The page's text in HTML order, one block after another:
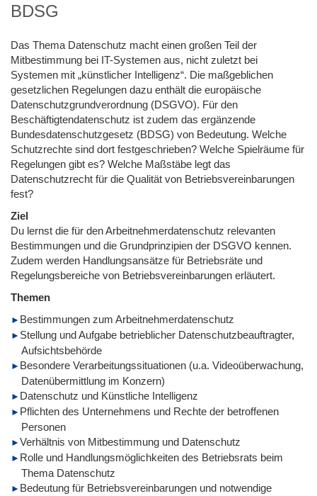
BDSG
Das Thema Datenschutz macht einen großen Teil der
Mitbestimmung bei IT-Systemen aus, nicht zuletzt bei
Systemen mit „künstlicher Intelligenz“. Die maßgeblichen
gesetzlichen Regelungen dazu enthält die europäische
Datenschutzgrundverordnung (DSGVO). Für den
Beschäftigtendatenschutz ist zudem das ergänzende
Bundesdatenschutzgesetz (BDSG) von Bedeutung. Welche
Schutzrechte sind dort festgeschrieben? Welche Spielräume für
Regelungen gibt es? Welche Maßstäbe legt das
Datenschutzrecht für die Qualität von Betriebsvereinbarungen
fest?
Ziel
Du lernst die für den Arbeitnehmerdatenschutz relevanten
Bestimmungen und die Grundprinzipien der DSGVO kennen.
Zudem werden Handlungsansätze für Betriebsräte und
Regelungsbereiche von Betriebsvereinbarungen erläutert.
Themen
Bestimmungen zum Arbeitnehmerdatenschutz
Stellung und Aufgabe betrieblicher Datenschutzbeauftragter,
Aufsichtsbehörde
Besondere Verarbeitungssituationen (u.a. Videoüberwachung,
Datenübermittlung im Konzern)
Datenschutz und Künstliche Intelligenz
Pflichten des Unternehmens und Rechte der betroffenen
Personen
Verhältnis von Mitbestimmung und Datenschutz
Rolle und Handlungsmöglichkeiten des Betriebsrats beim
Thema Datenschutz
Bedeutung für Betriebsvereinbarungen und notwendige